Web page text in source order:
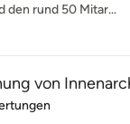
den rund 50 Mitar...
von
5 von 5 Sternen